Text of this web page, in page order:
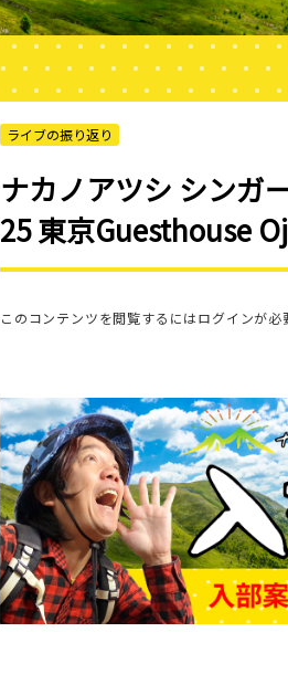
ライブの振り返り
ナカノアツシ シンガ
25 東京Guesthouse
このコンテンツを閲覧するにはログインが必